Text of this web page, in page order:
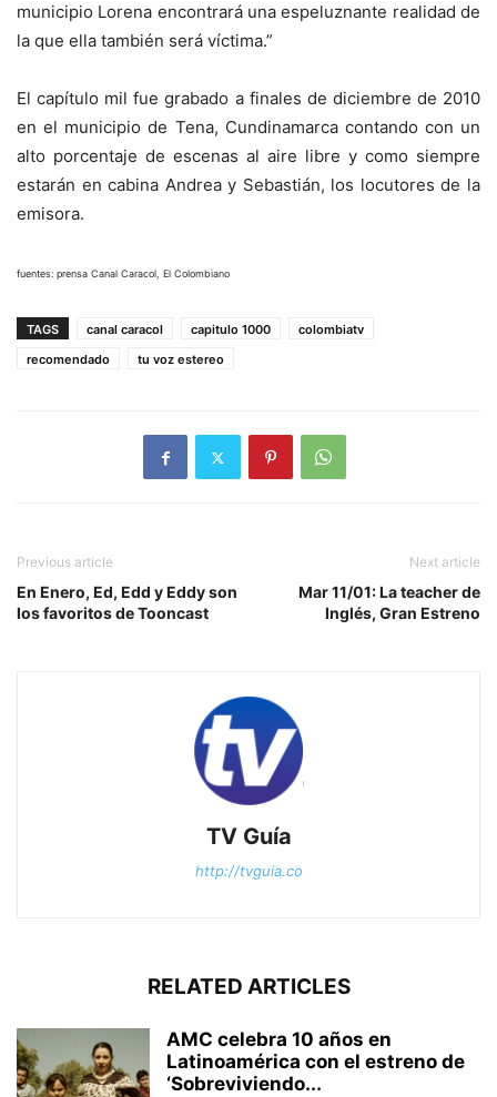
municipio Lorena encontrará una espeluznante realidad de
la que ella también será víctima.”
El capítulo mil fue grabado a finales de diciembre de 2010
en el municipio de Tena, Cundinamarca contando con un
alto porcentaje de escenas al aire libre y como siempre
estarán en cabina Andrea y Sebastián, los locutores de la
emisora.
fuentes: prensa Canal Caracol, El Colombiano
TAGS canal caracol capitulo 1000
colombiatv
recomendado
tu voz estereo
Previous article
En Enero, Ed, Edd y Eddy son
los favoritos de Tooncast
Next article
Mar 11/01: La teacher de
Inglés, Gran Estreno
TV Guía
http://tvguia.co
RELATED ARTICLES
AMC celebra 10 años en
Latinoamérica con el estreno de
‘Sobreviviendo...